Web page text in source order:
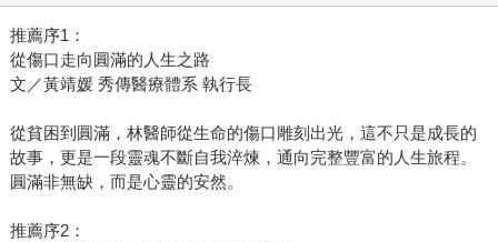
推薦序1：
從傷口走向圓滿的人生之路
文／黃靖媛 秀傳醫療體系 執行長
從貧困到圓滿，林醫師從生命的傷口雕刻出光，這不只是成長的
故事，更是一段靈魂不斷自我淬煉，通向完整豐富的人生旅程。
圓滿非無缺，而是心靈的安然。
推薦序2：